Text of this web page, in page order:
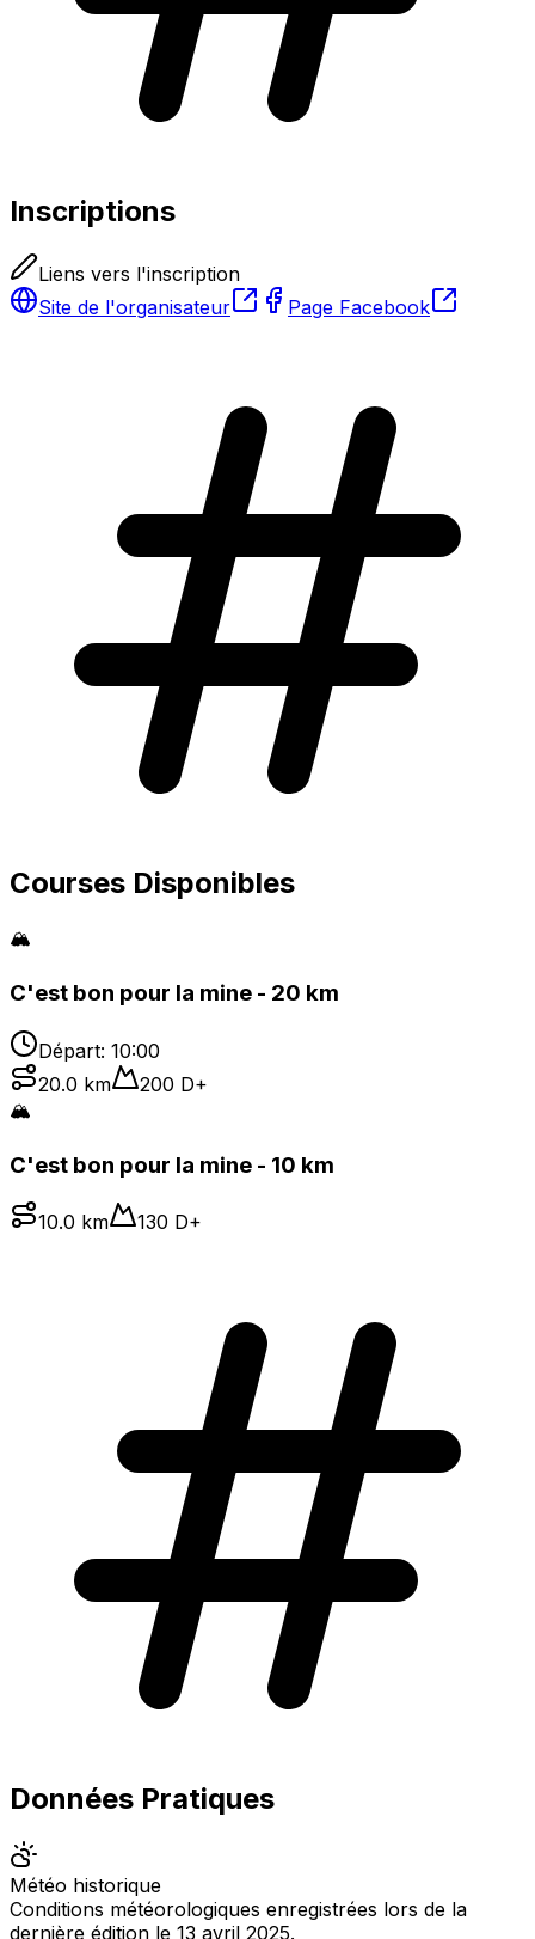
Inscriptions
Liens vers l'inscription
Site de l'organisateur
Page Facebook
Courses Disponibles
🏔️
C'est bon pour la mine - 20 km
Départ: 10:00
20.0 km 200 D+
🏔️
C'est bon pour la mine - 10 km
10.0 km 130 D+
Données Pratiques
Météo historique
Conditions météorologiques enregistrées lors de la
dernière édition le 13 avril 2025.